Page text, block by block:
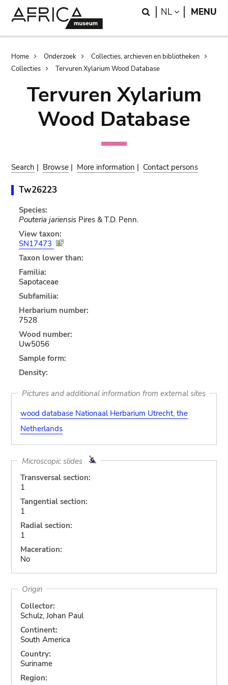
Search
NL LANGUAGE
MENU
Breadcrumb
Home Onderzoek
Collecties, archieven en bibliotheken
Collecties
Tervuren Xylarium Wood Database
Tervuren Xylarium
Wood Database
Search | Browse | More information | Contact persons
Tw26223
Species:
Pouteria jariensisPires & T.D. Penn.
View taxon:
SN17473
Taxon lower than:
Familia:
Sapotaceae
Subfamilia:
Herbarium number:
7528
Wood number:
Uw5056
Sample form:
Density:
Pictures and additional information from external sites
wood database Nationaal Herbarium Utrecht, the
Netherlands
Microscopic slides
Transversal section:
1
Tangential section:
1
Radial section:
1
Maceration:
No
Origin
Collector:
Schulz, Johan Paul
Continent:
South America
Country:
Suriname
Region: